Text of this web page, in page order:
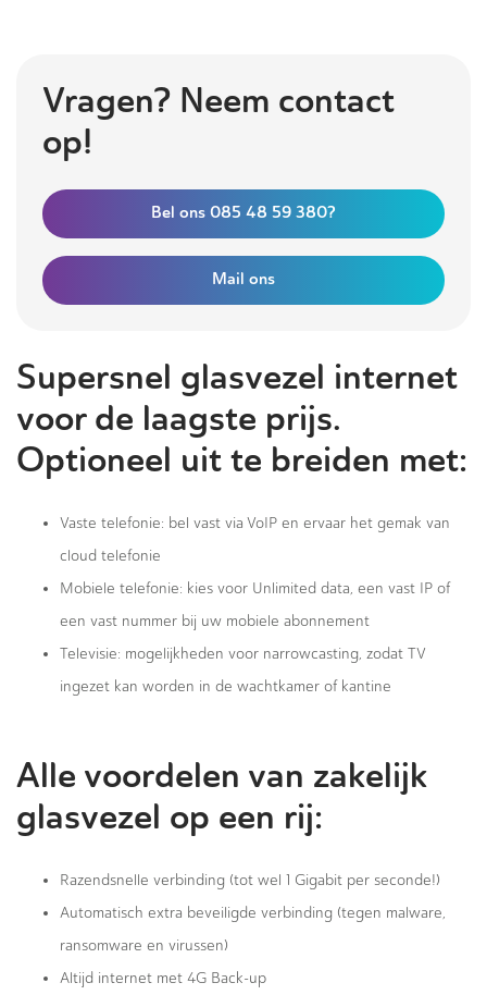
Vragen? Neem contact
op!
Bel ons 085 48 59 380?
Mail ons
Supersnel glasvezel internet
voor de laagste prijs.
Optioneel uit te breiden met:
Vaste telefonie: bel vast via VoIP en ervaar het gemak van
cloud telefonie
Mobiele telefonie: kies voor Unlimited data, een vast IP of
een vast nummer bij uw mobiele abonnement
Televisie: mogelijkheden voor narrowcasting, zodat TV
ingezet kan worden in de wachtkamer of kantine
Alle voordelen van zakelijk
glasvezel op een rij:
Razendsnelle verbinding (tot wel 1 Gigabit per seconde!)
Automatisch extra beveiligde verbinding (tegen malware,
ransomware en virussen)
Altijd internet met 4G Back-up